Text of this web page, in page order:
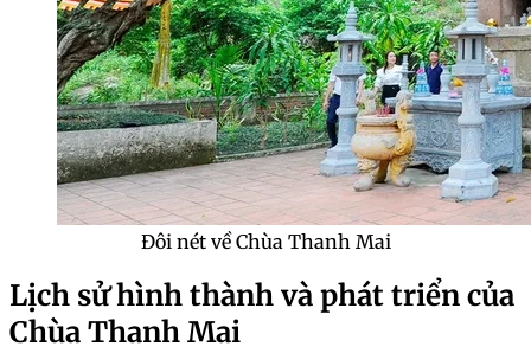
Đôi nét về Chùa Thanh Mai
Lịch sử hình thành và phát triển của
Chùa Thanh Mai